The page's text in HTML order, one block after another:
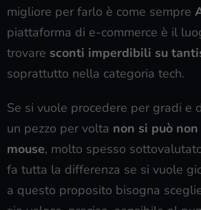
migliore per farlo è come sempre
piattaforma di e-commerce è il
trovare sconti imperdibili su
soprattutto nella categoria tech.
Se si vuole procedere per gradi e
un pezzo per volta non si può
mouse, molto spesso
fa tutta la differenza se si vuole
a questo proposito bisogna